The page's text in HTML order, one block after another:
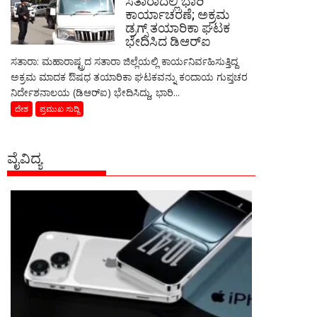
ಕಾರ್ಯಾಚರಣೆ; ಅಕ್ರಮ
ಡ್ರಗ್ಸ್ ತಯಾರಿಕಾ ಘಟಕ
ಭೇದಿಸಿದ ಡಿಆರ್‌ಐ
ಸತಾರಾ: ಮಹಾರಾಷ್ಟ್ರದ ಸತಾರಾ ಜಿಲ್ಲೆಯಲ್ಲಿ ಕಾರ್ಯನಿರ್ವಹಿಸುತ್ತಿದ್ದ
ಅಕ್ರಮ ಮಾದಕ ಔಷಧ ತಯಾರಿಕಾ ಘಟಕವನ್ನು ಕಂದಾಯ ಗುಪ್ತಚರ
ನಿರ್ದೇಶನಾಲಯ (ಡಿಆರ್‌ಐ) ಭೇದಿಸಿದ್ದು, ಭಾರಿ...
ದೇಶ ಪ್ರಮುಖ ಸುದ್ದಿ
ವೈವಿದ್ಯ